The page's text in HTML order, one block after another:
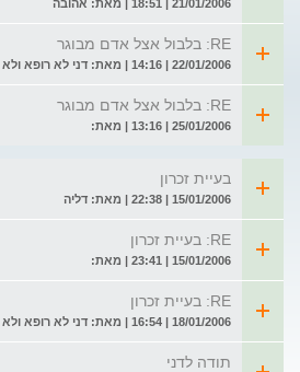
21/01/2006 | 18:51 | מאת: אהובה
RE: בלבול אצל אדם מבוגר
22/01/2006 | 14:16 | מאת: דני לא רופא ולא מטפל
RE: בלבול אצל אדם מבוגר
25/01/2006 | 13:16 | מאת:
בעיית זכרון
15/01/2006 | 22:38 | מאת: דליה
RE: בעיית זכרון
15/01/2006 | 23:41 | מאת:
RE: בעיית זכרון
18/01/2006 | 16:54 | מאת: דני לא רופא ולא מטפל
תודה לדני